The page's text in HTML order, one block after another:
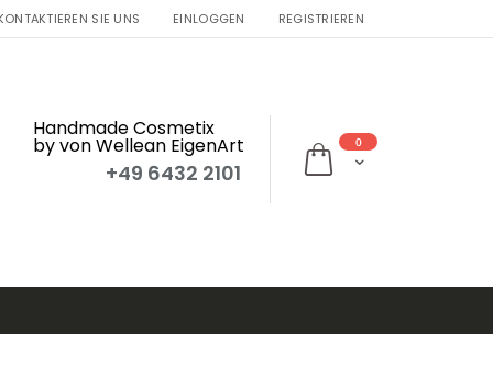
SIE UNS EINLOGGEN REGISTRIEREN
Mein Warenkorb
0
Handmade Cosmetix
by von Wellean EigenArt
+49 6432 2101